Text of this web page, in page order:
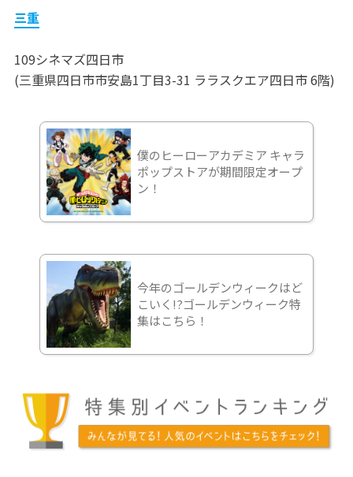
三重
109シネマズ四日市
(三重県四日市市安島1丁目3-31 ララスクエア四日市 6階)
僕のヒーローアカデミア キャラ
ポップストアが期間限定オープ
ン！
今年のゴールデンウィークはど
こいく!?ゴールデンウィーク特
集はこちら！